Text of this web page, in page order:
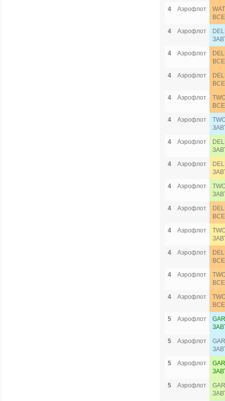
4
Аэрофлот
4
Аэрофлот
4
Аэрофлот
4
Аэрофлот
4
Аэрофлот
4
Аэрофлот
4
Аэрофлот
4
Аэрофлот
4
Аэрофлот
4
Аэрофлот
4
Аэрофлот
4
Аэрофлот
4
Аэрофлот
4
Аэрофлот
5
Аэрофлот
5
Аэрофлот
5
Аэрофлот
5
Аэрофлот